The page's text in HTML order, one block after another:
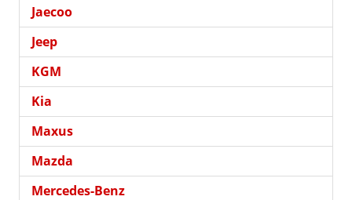
Jaecoo
Jeep
KGM
Kia
Maxus
Mazda
Mercedes-Benz